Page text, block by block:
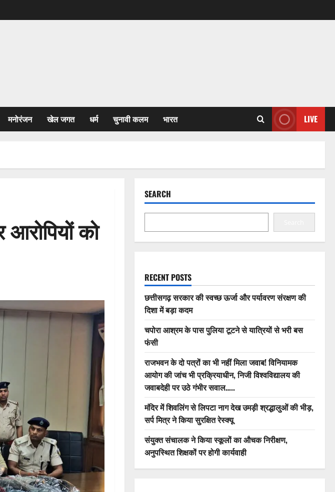
मनोरंजन खेल जगत धर्म चुनावी कलम भारत LIVE
को
SEARCH
RECENT POSTS
छत्तीसगढ़ सरकार की स्वच्छ ऊर्जा और पर्यावरण संरक्षण की
दिशा में बड़ा कदम
चपोरा आश्रम के पास पुलिया टूटने से यात्रियों से भरी बस
फंसी
राजभवन के दो पत्रों का भी नहीं मिला जवाब! विनियामक
आयोग की जांच भी प्रक्रियाधीन, निजी विश्वविद्यालय की
जवाबदेही पर उठे गंभीर सवाल…..
मंदिर में शिवलिंग से लिपटा नाग देख उमड़ी श्रद्धालुओं की भीड़,
सर्प मित्र ने किया सुरक्षित रेस्क्यू
संयुक्त संचालक ने किया स्कूलों का औचक निरीक्षण,
अनुपस्थित शिक्षकों पर होगी कार्यवाही